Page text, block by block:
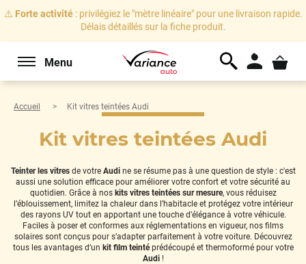
⚠️ Forte activité: privilégiez le "mètre linéaire" pour une livraison rapide.
Délais détaillés sur la fiche produit.
Menu
Accueil Kit vitres teintées Audi
Kit vitres teintées Audi
Teinter les vitresde votre Audine se résume pas à une question de style : c'est
aussi une solution efficace pour améliorer votre confort et votre sécurité au
quotidien. Grâce à nos kits vitres teintées sur mesure, vous réduisez
l’éblouissement, limitez la chaleur dans l’habitacle et protégez votre intérieur
des rayons UV tout en apportant une touche d’élégance à votre véhicule.
Faciles à poser et conformes aux réglementations en vigueur, nos films
solaires sont conçus pour s’adapter parfaitement à votre voiture. Découvrez
tous les avantages d’un kit film teintéprédécoupé et thermoformé pour votre
Audi!